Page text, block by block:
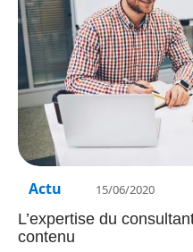
Actu 15/06/2020
L’expertise du
contenu